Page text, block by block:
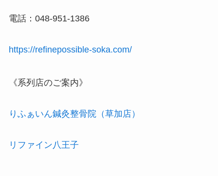
電話：048-951-1386
https://refinepossible-soka.com/
《系列店のご案内》
りふぁいん鍼灸整骨院（草加店）
リファイン八王子